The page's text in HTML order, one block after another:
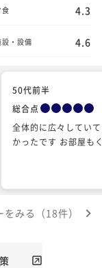
食 4.3
設・設備 4.6
50代前半
総合点
全体的に広々してい
かったです お部屋も
をみる（18件）